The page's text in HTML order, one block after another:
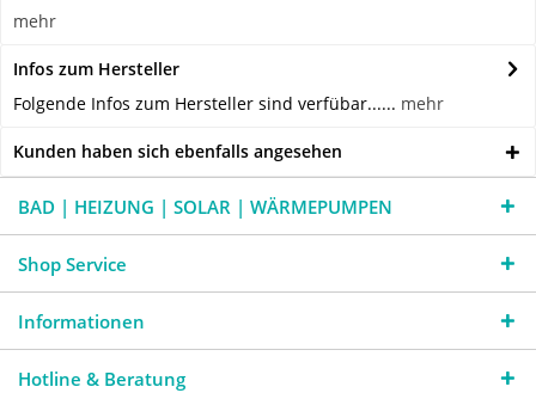
mehr
Infos zum Hersteller
Folgende Infos zum Hersteller sind verfübar...... mehr
Kunden haben sich ebenfalls angesehen
BAD | HEIZUNG | SOLAR | WÄRMEPUMPEN
Shop Service
Informationen
Hotline & Beratung